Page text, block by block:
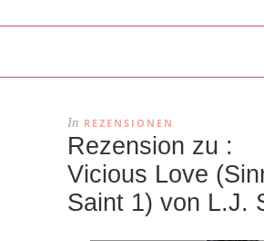
In REZENSIONEN
Rezension zu :
Vicious Love
Saint 1) von L.J.